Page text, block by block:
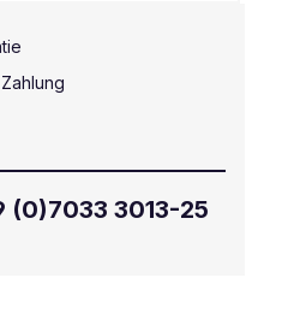
(0)7033 3013-25